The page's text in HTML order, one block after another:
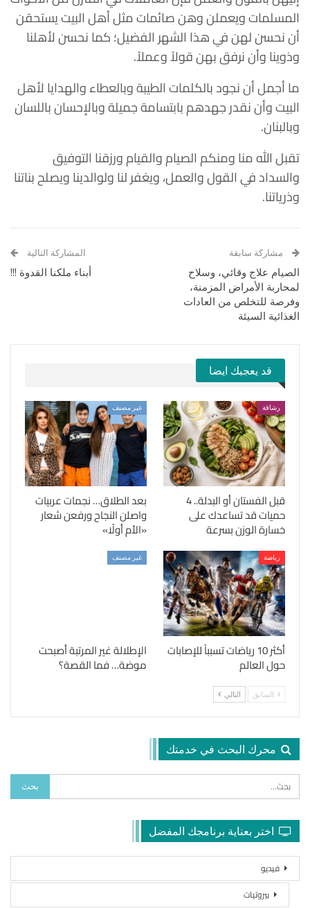
المسلمات ويعملن وهن صائمات مثل أهل البيت يستحقن
أن نحسن لهن في هذا الشهر الفضيل؛ كما نحسن لأهلنا
وذوينا وأن نرفق بهن قولاً وعملاً.
ما أجمل أن نجود بالكلمات الطيبة وبالعطاء والهدايا لأهل
البيت وأن نقدر جهدهم بابتسامة جميلة وبالإحسان باللسان
وبالبنان.
تقبل الله منا ومنكم الصيام والقيام ورزقنا التوفيق
والسداد في القول والعمل، ويغفر لنا ولوالدينا ويصلح بناتنا
وذرياتنا.
مشاركة سابقة
الصيام علاج وقائي، وسلاح
لمحاربة الأمراض المزمنة،
وفرصة للتخلص من العادات
الغذائية السيئة
المشاركة التالية
أبناء ملكنا القدوة !!!
قد يعجبك ايضا
رشاقة
قبل الفستان أو البدلة.. 4
حميات قد تساعدك على
خسارة الوزن بسرعة
غير مصنف
بعد الطلاق… نجمات عربيات
واصلن النجاح ورفعن شعار
«الأم أولًا»
رياضة
أكثر 10 رياضات تسبباً للإصابات
حول العالم
غير مصنف
الإطلالة غير المرتبة أصبحت
موضة… فما القصة؟
السابق التالي
محرك البحث في خدمتك
اختر بعناية برنامجك المفضل
فيديو
بيروتيات